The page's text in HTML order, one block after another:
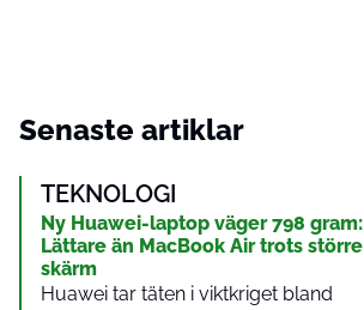
Senaste artiklar
TEKNOLOGI
Ny Huawei-laptop väger 798 gram:
Lättare än MacBook Air trots större
skärm
Huawei tar täten i viktkriget bland